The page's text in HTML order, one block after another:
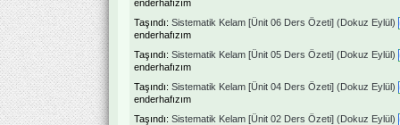
enderhafızım
Taşındı: Sistematik Kelam [Ünit 06 Ders Özeti] (Dokuz Eylül)
enderhafızım
Taşındı: Sistematik Kelam [Ünit 05 Ders Özeti] (Dokuz Eylül)
enderhafızım
Taşındı: Sistematik Kelam [Ünit 04 Ders Özeti] (Dokuz Eylül)
enderhafızım
Taşındı: Sistematik Kelam [Ünit 02 Ders Özeti] (Dokuz Eylül)